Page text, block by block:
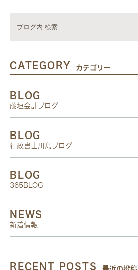
CATEGORY カテゴリー
BLOG
藤垣会計ブログ
BLOG
行政書士川島ブログ
BLOG
365BLOG
NEWS
新着情報
RECENT POSTS